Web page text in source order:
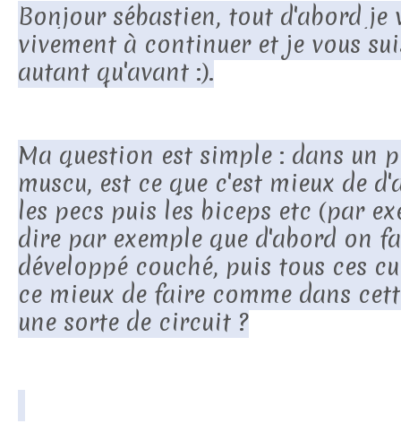
Bonjour sébastien, tout d'abord je
vivement à continuer et je vous
autant qu'avant :).
Ma question est simple : dans un
muscu, est ce que c'est mieux de
les pecs puis les biceps etc (par
dire par exemple que d'abord on
développé couché, puis tous ces
ce mieux de faire comme dans
une sorte de circuit ?